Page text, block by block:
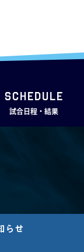
SCHEDULE
試合日程・結果
らせ